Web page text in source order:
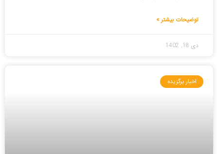
توضیحات بیشتر »
دی 18, 1402
اخبار برگزیده